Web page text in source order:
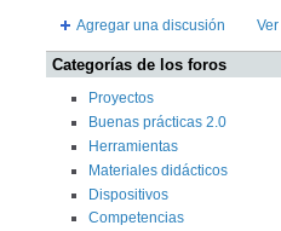
Agregar una discusión
Categorías de los foros
Proyectos
Buenas prácticas 2.0
Herramientas
Materiales didácticos
Dispositivos
Competencias